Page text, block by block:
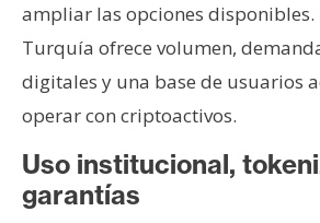
ampliar las opciones disponibles.
Turquía ofrece volumen,
digitales y una base de usuarios
operar con criptoactivos.
Uso institucional,
garantías